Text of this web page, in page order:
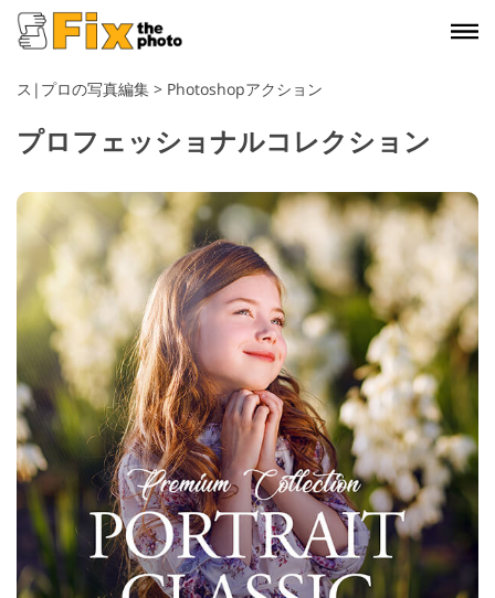
ス|プロの写真編集 > Photoshopアクション
プロフェッショナルコレクション